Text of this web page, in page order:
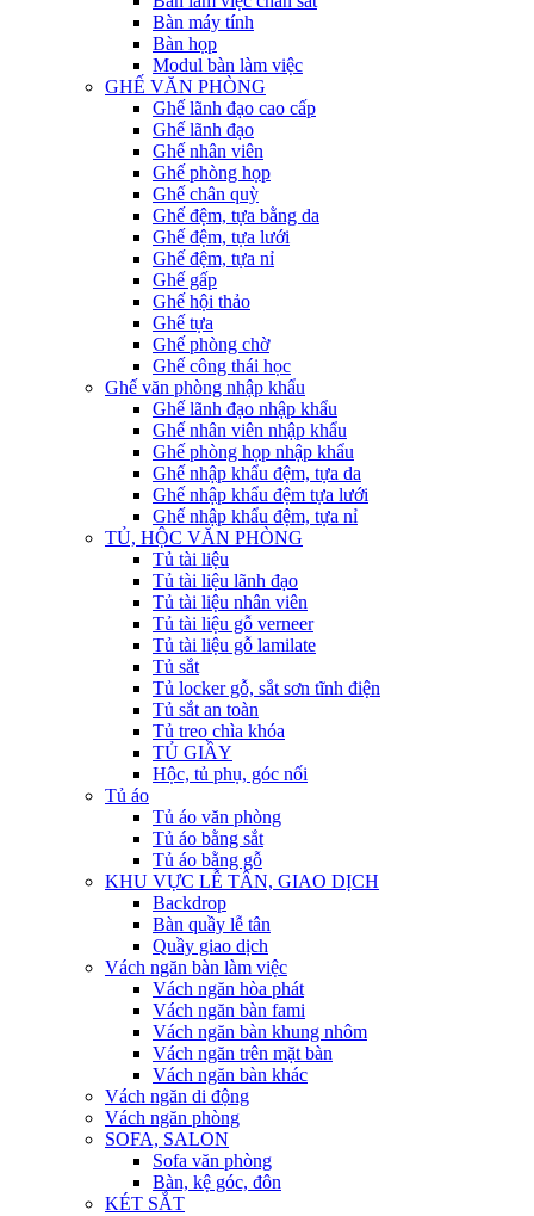
Bàn máy tính
Bàn họp
Modul bàn làm việc
GHẾ VĂN PHÒNG
Ghế lãnh đạo cao cấp
Ghế lãnh đạo
Ghế nhân viên
Ghế phòng họp
Ghế chân quỳ
Ghế đệm, tựa bằng da
Ghế đệm, tựa lưới
Ghế đệm, tựa nỉ
Ghế gấp
Ghế hội thảo
Ghế tựa
Ghế phòng chờ
Ghế công thái học
Ghế văn phòng nhập khẩu
Ghế lãnh đạo nhập khẩu
Ghế nhân viên nhập khẩu
Ghế phòng họp nhập khẩu
Ghế nhập khẩu đệm, tựa da
Ghế nhập khẩu đệm tựa lưới
Ghế nhập khẩu đệm, tựa nỉ
TỦ, HỘC VĂN PHÒNG
Tủ tài liệu
Tủ tài liệu lãnh đạo
Tủ tài liệu nhân viên
Tủ tài liệu gỗ verneer
Tủ tài liệu gỗ lamilate
Tủ sắt
Tủ locker gỗ, sắt sơn tĩnh điện
Tủ sắt an toàn
Tủ treo chìa khóa
TỦ GIẦY
Hộc, tủ phụ, góc nối
Tủ áo
Tủ áo văn phòng
Tủ áo bằng sắt
Tủ áo bằng gỗ
KHU VỰC LỄ TÂN, GIAO DỊCH
Backdrop
Bàn quầy lễ tân
Quầy giao dịch
Vách ngăn bàn làm việc
Vách ngăn hòa phát
Vách ngăn bàn fami
Vách ngăn bàn khung nhôm
Vách ngăn trên mặt bàn
Vách ngăn bàn khác
Vách ngăn di động
Vách ngăn phòng
SOFA, SALON
Sofa văn phòng
Bàn, kệ góc, đôn
KÉT SẮT